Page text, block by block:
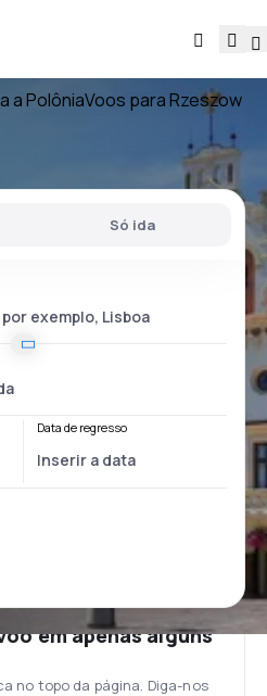
a PolôniaVoos para Rzeszow
Só ida
Data de regresso
em apenas alguns
no topo da página. Diga-nos